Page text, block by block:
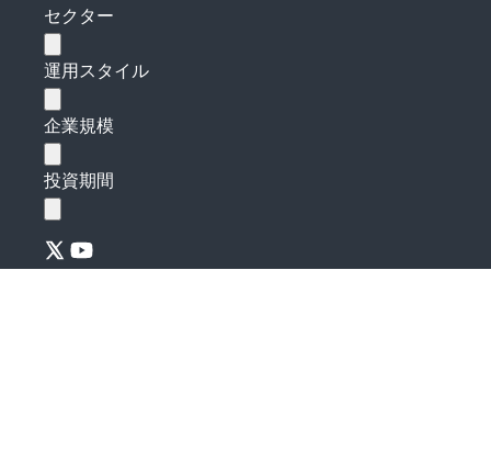
セクター
運用スタイル
企業規模
投資期間